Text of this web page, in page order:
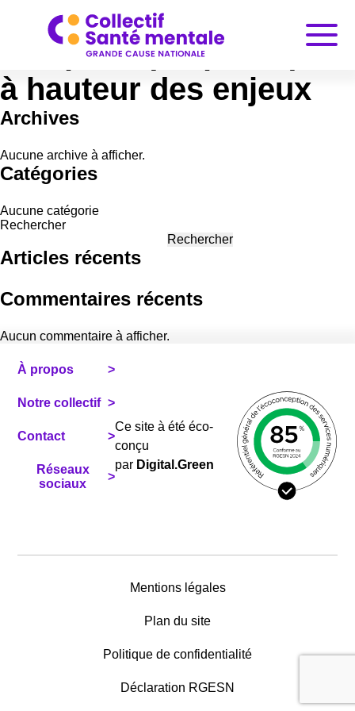
Santé mentale : pour
une politique publique
à hauteur des enjeux
Archives
Aucune archive à afficher.
Catégories
Aucune catégorie
Rechercher
Rechercher
Articles récents
Commentaires récents
Aucun commentaire à afficher.
À propos
Notre collectif
Contact
Réseaux
sociaux
Ce site à été éco-
conçu
par Digital.Green
Mentions légales
Plan du site
Politique de confidentialité
Déclaration RGESN